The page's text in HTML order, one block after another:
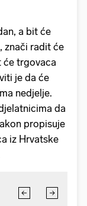
a bit će
znači radit će
će trgovaca
je da će
nedjelje.
da
propisuje
iz Hrvatske